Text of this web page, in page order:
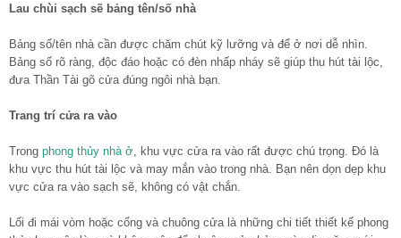
Lau chùi sạch sẽ bảng tên/số nhà
Bảng số/tên nhà cần được chăm chút kỹ lưỡng và để ở nơi dễ nhìn.
Bảng số rõ ràng, độc đáo hoặc có đèn nhấp nháy sẽ giúp thu hút tài lộc,
đưa Thần Tài gõ cửa đúng ngôi nhà bạn.
Trang trí cửa ra vào
Trong phong thủy nhà ở , khu vực cửa ra vào rất được chú trọng. Đó là
khu vực thu hút tài lộc và may mắn vào trong nhà. Bạn nên dọn dẹp khu
vực cửa ra vào sạch sẽ, không có vật chắn.
Lối đi mái vòm hoặc cổng và chuông cửa là những chi tiết thiết kế phong